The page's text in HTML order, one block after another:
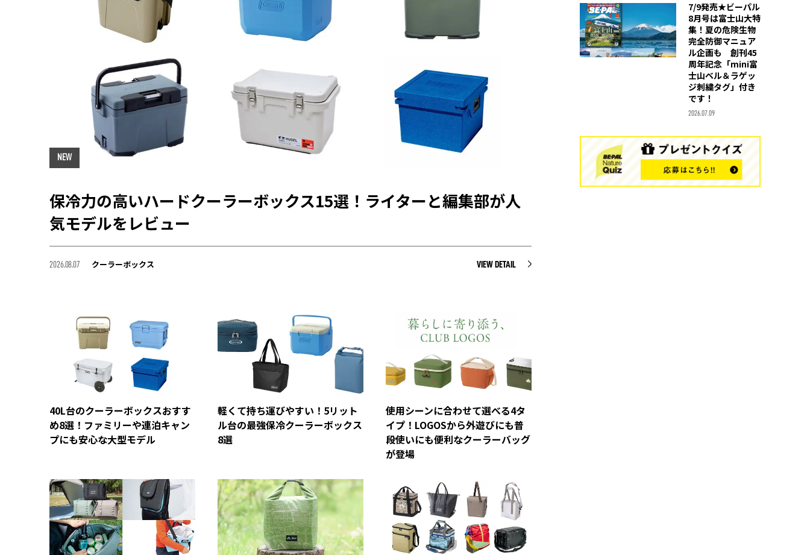
NEW
保冷力の高いハードクーラーボックス15選！ライターと編集部が人
気モデルをレビュー
2026.08.07 クーラーボックス VIEW DETAIL
40L台のクーラーボックスおすす
め8選！ファミリーや連泊キャン
プにも安心な大型モデル
軽くて持ち運びやすい！5リット
ル台の最強保冷クーラーボックス
8選
使用シーンに合わせて選べる4タ
イプ！LOGOSから外遊びにも普
段使いにも便利なクーラーバッグ
が登場
7/9発売★ビーパル
8月号は富士山大特
集！夏の危険生物
完全防御マニュア
ル企画も 創刊45
周年記念「mini富
士山ベル＆ラゲッ
ジ刺繍タグ」付き
です！
2026.07.09